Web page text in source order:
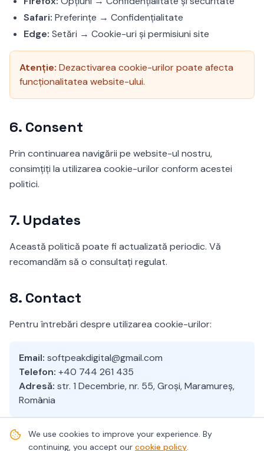
Safari: Preferințe → Confidențialitate
Edge: Setări → Cookie-uri și permisiuni site
Atenție: Dezactivarea cookie-urilor poate afecta
funcționalitatea website-ului.
6. Consent
Prin continuarea navigării pe website-ul nostru,
consimțiți la utilizarea cookie-urilor conform acestei
politici.
7. Updates
Această politică poate fi actualizată periodic. Vă
recomandăm să o consultați regulat.
8. Contact
Pentru întrebări despre utilizarea cookie-urilor:
Email: softpeakdigital@gmail.com
Telefon: +40 744 261 435
Adresă: str. 1 Decembrie, nr. 55, Groși, Maramureș,
România
We use cookies to improve your experience. By
continuing, you accept our cookie policy.